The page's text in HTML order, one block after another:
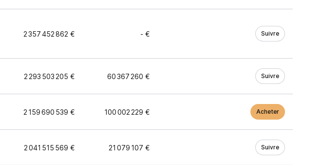
2 357 452 862 € - € Suivre
2 293 503 205 € 60 367 260 € Suivre
2 159 690 539 € 100 002 229 € Acheter
2 041 515 569 € 21 079 107 € Suivre